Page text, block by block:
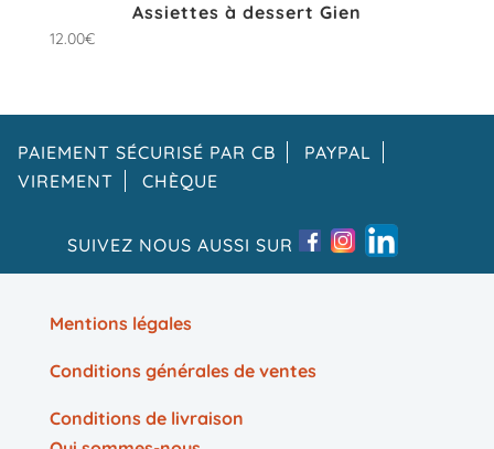
Assiettes à dessert Gien
12.00€
PAIEMENT SÉCURISÉ PAR CB
PAYPAL
VIREMENT
CHÈQUE
SUIVEZ NOUS AUSSI SUR
Mentions légales
Conditions générales de ventes
Conditions de livraison